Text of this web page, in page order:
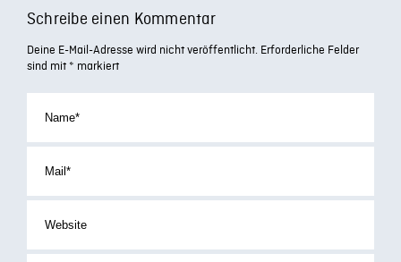
Schreibe einen Kommentar
Deine E-Mail-Adresse wird nicht veröffentlicht. Erforderliche Felder
sind mit * markiert